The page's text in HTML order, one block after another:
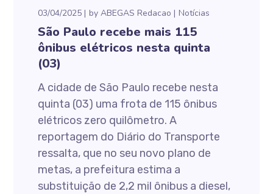
03/04/2025 byABEGAS Redacao Notícias
São Paulo recebe mais 115
ônibus elétricos nesta quinta
(03)
A cidade de São Paulo recebe nesta
quinta (03) uma frota de 115 ônibus
elétricos zero quilômetro. A
reportagem do Diário do Transporte
ressalta, que no seu novo plano de
metas, a prefeitura estima a
substituição de 2,2 mil ônibus a diesel,